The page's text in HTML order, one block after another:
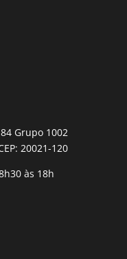
Grupo 1002
20021-120
às 18h